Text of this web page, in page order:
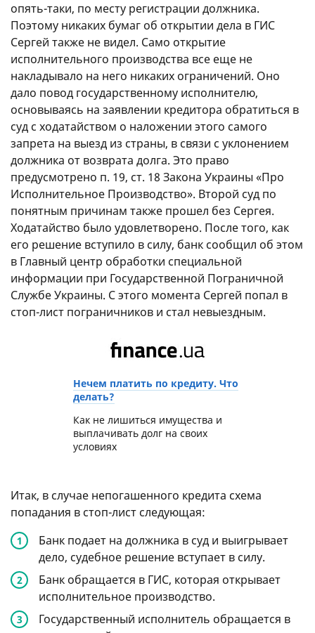
опять-таки, по месту регистрации должника.
Поэтому никаких бумаг об открытии дела в ГИС
Сергей также не видел. Само открытие
исполнительного производства все еще не
накладывало на него никаких ограничений. Оно
дало повод государственному исполнителю,
основываясь на заявлении кредитора обратиться в
суд с ходатайством о наложении этого самого
запрета на выезд из страны, в связи с уклонением
должника от возврата долга. Это право
предусмотрено п. 19, ст. 18 Закона Украины «Про
Исполнительное Производство». Второй суд по
понятным причинам также прошел без Сергея.
Ходатайство было удовлетворено. После того, как
его решение вступило в силу, банк сообщил об этом
в Главный центр обработки специальной
информации при Государственной Пограничной
Службе Украины. С этого момента Сергей попал в
стоп-лист пограничников и стал невыездным.
Нечем платить по кредиту. Что
делать?
Как не лишиться имущества и
выплачивать долг на своих
условиях
Итак, в случае непогашенного кредита схема
попадания в стоп-лист следующая:
Банк подает на должника в суд и выигрывает
дело, судебное решение вступает в силу.
Банк обращается в ГИС, которая открывает
исполнительное производство.
Государственный исполнитель обращается в